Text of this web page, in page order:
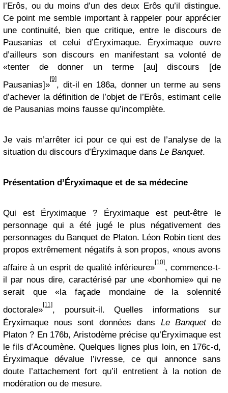
l’Erôs, ou du moins d’un des deux Erôs qu’il distingue.
Ce point me semble important à rappeler pour apprécier
une continuité, bien que critique, entre le discours de
Pausanias et celui d’Éryximaque. Éryximaque ouvre
d’ailleurs son discours en manifestant sa volonté de
«tenter de donner un terme [au] discours [de
Pausanias]»
[9]
, dit-il en 186a, donner un terme au sens
d’achever la définition de l’objet de l’Erôs, estimant celle
de Pausanias moins fausse qu’incomplète.
Je vais m’arrêter ici pour ce qui est de l’analyse de la
situation du discours d’Éryximaque dans Le Banquet.
Présentation d’Éryximaque et de sa médecine
Qui est Éryximaque ? Éryximaque est peut-être le
personnage qui a été jugé le plus négativement des
personnages du Banquet de Platon. Léon Robin tient des
propos extrêmement négatifs à son propos, «nous avons
affaire à un esprit de qualité inférieure»
[10]
, commence-t-
il par nous dire, caractérisé par une «bonhomie» qui ne
serait que «la façade mondaine de la solennité
doctorale»
[11]
, poursuit-il. Quelles informations sur
Éryximaque nous sont données dans Le Banquetde
Platon ? En 176b, Aristodème précise qu’Éryximaque est
le fils d’Acoumène. Quelques lignes plus loin, en 176c-d,
Éryximaque dévalue l’ivresse, ce qui annonce sans
doute l’attachement fort qu’il entretient à la notion de
modération ou de mesure.